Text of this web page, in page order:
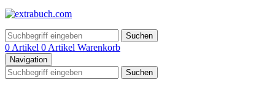
Suchen
0 Artikel 0 Artikel Warenkorb
Navigation
Suchen